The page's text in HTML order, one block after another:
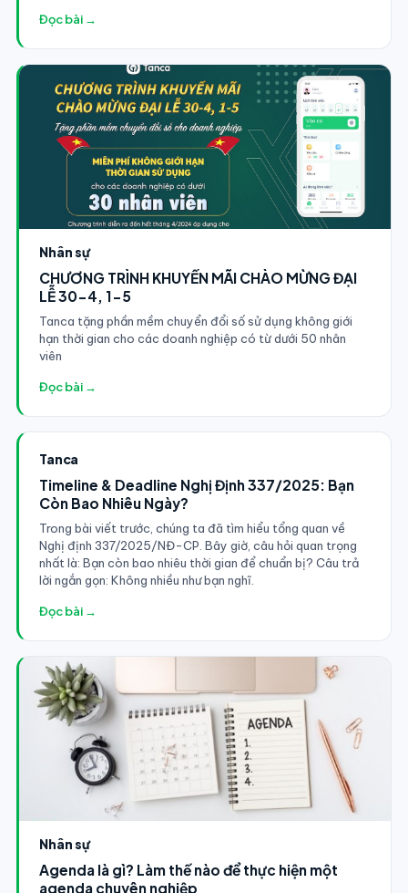
Đọc bài →
Nhân sự
CHƯƠNG TRÌNH KHUYẾN MÃI CHÀO MỪNG ĐẠI
LỄ 30-4, 1-5
Tanca tặng phần mềm chuyển đổi số sử dụng không giới
hạn thời gian cho các doanh nghiệp có từ dưới 50 nhân
viên
Đọc bài →
Tanca
Timeline & Deadline Nghị Định 337/2025: Bạn
Còn Bao Nhiêu Ngày?
Trong bài viết trước, chúng ta đã tìm hiểu tổng quan về
Nghị định 337/2025/NĐ-CP. Bây giờ, câu hỏi quan trọng
nhất là: Bạn còn bao nhiêu thời gian để chuẩn bị? Câu trả
lời ngắn gọn: Không nhiều như bạn nghĩ.
Đọc bài →
Nhân sự
Agenda là gì? Làm thế nào để thực hiện một
agenda chuyên nghiệp